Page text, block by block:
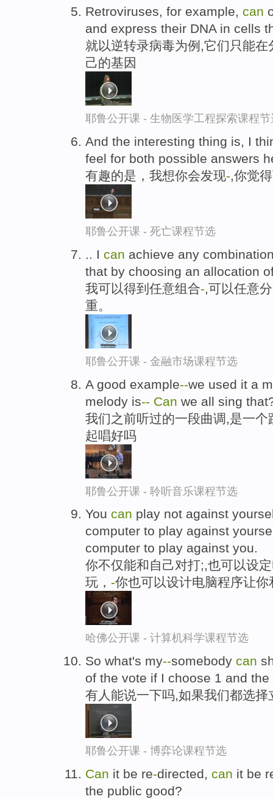
Retroviruses, for example, can
and express their DNA in cells
就以逆转录病毒为例,它们只能
己的基因
耶鲁公开课 - 生物医学工程探索课程节
And the interesting thing is, I
feel for both possible answers
有趣的是，我想你会发现-,你觉
耶鲁公开课 - 死亡课程节选
.. I can achieve any
that by choosing an allocation
我可以得到任意组合-,可以任意
重。
耶鲁公开课 - 金融市场课程节选
A good example--we used it a
melody is-- Can we all sing
我们之前听过的一段曲调,是一
起唱好吗
耶鲁公开课 - 聆听音乐课程节选
You can play not against
computer to play against
computer to play against you.
你不仅能和自己对打;,也可以设
玩， -你也可以设计电脑程序让你
哈佛公开课 - 计算机科学课程节选
So what's my--somebody can
of the vote if I choose 1 and
有人能说一下吗,如果我们都选
耶鲁公开课 - 博弈论课程节选
Can it be re-directed, can it be
the public good?